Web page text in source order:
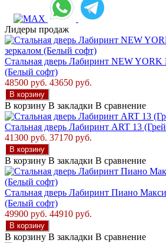
Лидеры продаж
Стальная дверь Лабиринт NEW
(Белый софт)
48500 руб. 43650 руб.
В корзину
В корзину В закладки В сравнение
Стальная дверь Лабиринт ART 13
41300 руб. 37170 руб.
В корзину
В корзину В закладки В сравнение
Стальная дверь Лабиринт Пиано
(Белый софт)
49900 руб. 44910 руб.
В корзину
В корзину В закладки В сравнение